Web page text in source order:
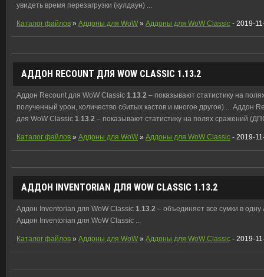
увидеть время перезагрузки (кулдаун) ...
Каталог файлов » Аддоны для WoW » Аддоны для WoW Classic - 2019-
АДДОН RECOUNT ДЛЯ WOW CLASSIC 1.13.2
Аддон Recount для WoW Classic 1 13 2 – показывают статистику на
полученный урон, количество сбитых кастов и многое другое).... Аддон
для WoW Classic 1 13 2 – показывают статистику на полях сражений
Каталог файлов » Аддоны для WoW » Аддоны для WoW Classic - 2019-
АДДОН INVENTORIAN ДЛЯ WOW CLASSIC 1.13.2
Аддон Inventorian для WoW Classic 1 13 2 – объединяет все сумки в
Аддон Inventorian для WoW Classic ...
Каталог файлов » Аддоны для WoW » Аддоны для WoW Classic - 2019-